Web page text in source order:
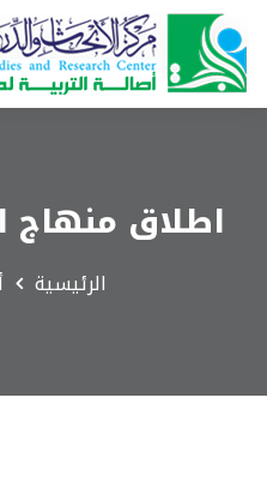
اطلاق منهاج
الرئيسية